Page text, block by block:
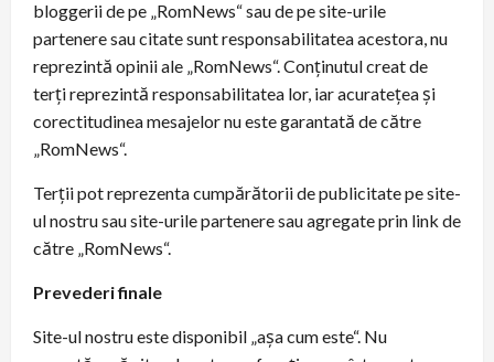
bloggerii de pe „RomNews“ sau de pe site-urile
partenere sau citate sunt responsabilitatea acestora, nu
reprezintă opinii ale „RomNews“. Conţinutul creat de
terţi reprezintă responsabilitatea lor, iar acurateţea şi
corectitudinea mesajelor nu este garantată de către
„RomNews“.
Terţii pot reprezenta cumpărătorii de publicitate pe site-
ul nostru sau site-urile partenere sau agregate prin link de
către „RomNews“.
Prevederi finale
Site-ul nostru este disponibil „aşa cum este“. Nu